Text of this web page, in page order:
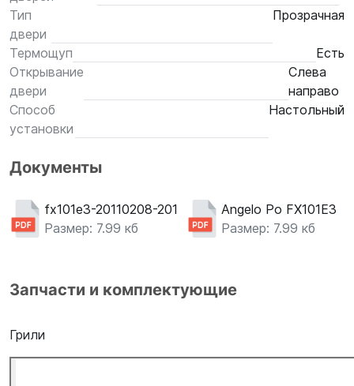
Тип
двери
Прозрачная
Термощуп
Есть
Открывание
двери
Слева
направо
Способ
установки
Настольный
Документы
fx101e3-20110208-20110630pdf
Размер: 7.99 кб
Angelo Po FX101E3
Размер: 7.99 кб
Запчасти и комплектующие
Грили